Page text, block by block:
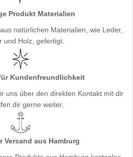
Produkt Materialien
natürlichen Materialien, wie Leder,
und Holz, gefertigt.
Kundenfreundlichkeit
uns über den direkten Kontakt mit dir
dir gerne weiter.
Versand aus Hamburg